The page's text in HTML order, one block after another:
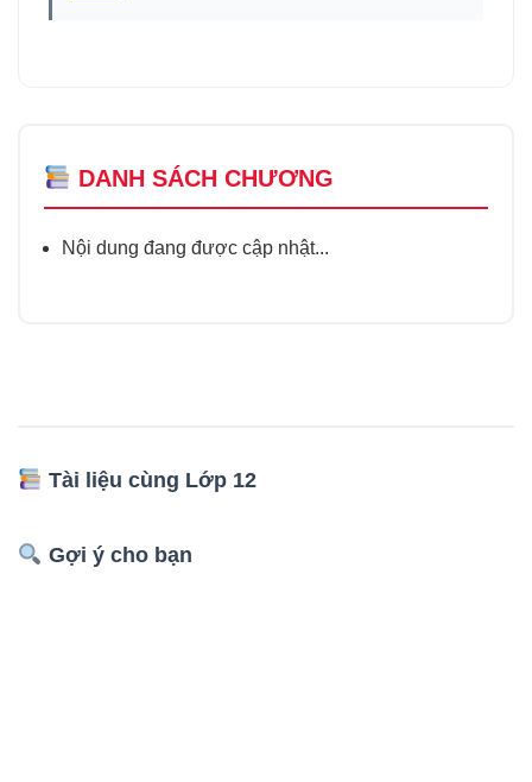
DANH SÁCH CHƯƠNG
Nội dung đang được cập nhật...
Tài liệu cùng Lớp 12
Gợi ý cho bạn